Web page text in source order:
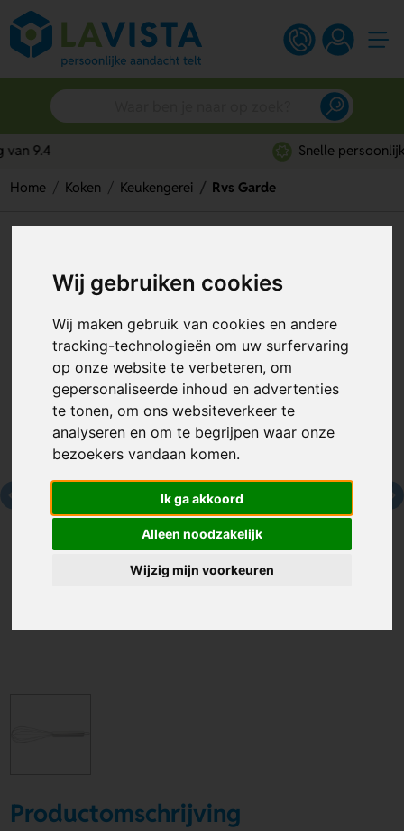
Wij gebruiken cookies
Wij maken gebruik van cookies en andere
tracking-technologieën om uw surfervaring
op onze website te verbeteren, om
gepersonaliseerde inhoud en advertenties
te tonen, om ons websiteverkeer te
analyseren en om te begrijpen waar onze
bezoekers vandaan komen.
Ik ga akkoord
Alleen noodzakelijk
Wijzig mijn voorkeuren
Snelle persoonlijke service
Home Koken Keukengerei Rvs Garde
Artikelnummer:205793
Productomschrijving